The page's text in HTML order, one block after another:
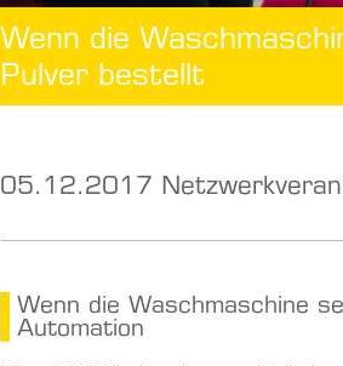
Wenn die
Pulver bestellt
05.12.2017
Wenn die Waschmaschine
Automation